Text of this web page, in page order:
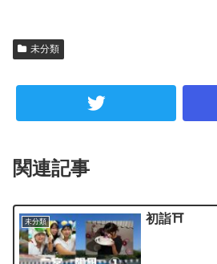
未分類
関連記事
未分類 初詣⛩️